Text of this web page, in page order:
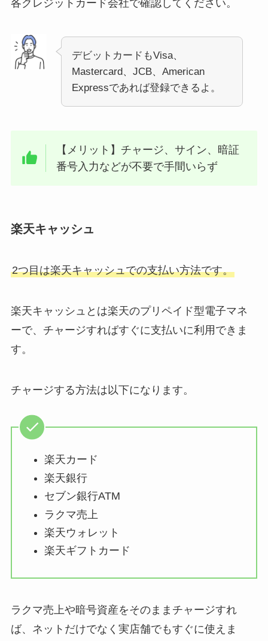
各クレジットカード会社で確認してください。
デビットカードもVisa、
Mastercard、JCB、American
Expressであれば登録できるよ。
【メリット】チャージ、サイン、暗証
番号入力などが不要で手間いらず
楽天キャッシュ
2つ目は楽天キャッシュでの支払い方法です。
楽天キャッシュとは楽天のプリペイド型電子マネ
ーで、チャージすればすぐに支払いに利用できま
す。
チャージする方法は以下になります。
楽天カード
楽天銀行
セブン銀行ATM
ラクマ売上
楽天ウォレット
楽天ギフトカード
ラクマ売上や暗号資産をそのままチャージすれ
ば、ネットだけでなく実店舗でもすぐに使えま